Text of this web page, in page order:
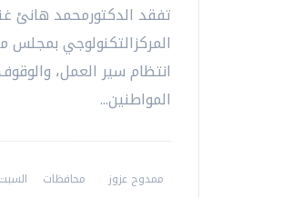
تفقد الدكتورمحمد هانئ
المركزالتكنولوجي
انتظام سير العمل،
المواطنين...
ممدوح عزوز محافظات السبت، 08 اغسطس 2026